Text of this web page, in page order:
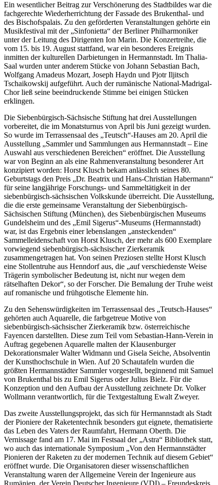
Ein wesentlicher Beitrag zur Verschönerung des Stadtbildes war die
fachgerechte Wiederherrichtung der Fassade des Brukenthal- und
des Bischofspalais. Zu den geförderten Veranstaltungen gehörte ein
Musikfestival mit der „Sinfonietta“ der Berliner Philharmoniker
unter der Leitung des Dirigenten Ion Marin. Die Konzertreihe, die
vom 15. bis 19. August stattfand, war ein besonderes Ereignis
inmitten der kulturellen Darbietungen in Hermannstadt. Im Thalia-
Saal wurden unter anderem Stücke von Johann Sebastian Bach,
Wolfgang Amadeus Mozart, Joseph Haydn und Pjotr Iljitsch
Tschaikowskij aufgeführt. Auch der rumänische Na­tional-Madrigal-
Chor ließ seine beeindruckende Stimme bei einigen Stücken
erklingen.
Die Siebenbürgisch-Sächsische Stiftung hat drei Ausstellungen
vorbereitet, die im Monatsturnus von April bis Juni gezeigt wurden.
So wurde im Terrassensaal des „Teutsch“-Hauses am 20. April die
Ausstellung „Sammler und Sammlungen aus Hermannstadt – Eine
Auswahl aus verschiedenen Bereichen“ eröffnet. Die Ausstellung
war von Beginn an als eine Rahmenveranstaltung besonderer Art
konzipiert worden: Horst Klusch bekam anlässlich seines 80.
Geburtstags den Preis „Dr. Beatrix und Hans-Christian Habermann“
für seine langjährige Forschungs- und Sammeltätigkeit in der
siebenbürgisch-sächsischen Volkskunde überreicht. Die Ausstellung,
die die erste gemeinsame Veranstaltung der Siebenbürgisch-
Sächsischen Stiftung (München), des Siebenbürgischen Museums
Gundelsheim und des „Emil Sigerus“-Museums (Hermannstadt)
war, ist das Ergebnis einer lebenslangen „ansteckenden“
Sammelleidenschaft von Horst Klusch, der mehr als 600 Exemplare
vorwiegend siebenbürgisch-sächsischer Zierkeramik
zusammengetragen hat. Von seinen Preziosen stellte Horst Klusch
eine Stollentruhe aus Henndorf aus, die „auf verschiedenste Weise
Trägerin symbolischer Bedeutung ist, nicht nur wegen dem
rätselhaften Dekor“, so der Forscher. Die Bemalung der Truhe weist
auf romanische und frühgotische Elemente hin.
Zu den Sehenswürdigkeiten im Terrassensaal des „Teutsch-Hauses“
gehörten auch Aquarelle, die farbgetreue Motive von
siebenbürgisch-sächsischer Zierkeramik bzw. österreichische
Fayencen darstellten. Diese zum Teil vom Sebastian-Hann-Verein in
Auftrag gegebenen Aquarelle malten der Klausenburger
Dekorationsmaler Walter Widmann und Gisela Seiche, Absolventin
der Kunsthochschule in Wien. Auf 20 Schautafeln wurden die
größten Hermannstädter Sammler vorgestellt, beginnend mit Sa­muel
von Brukenthal bis zu Emil Sigerus oder Julius Bielz. Für die
Konzeption und den Aufbau der Ausstellung zeichnete Dr. Volker
Wollmann verantwortlich, für die Textgestaltung Ewalt Zweyer.
Das zweite Ausstellungsprojekt, das sich für Hermannstadt als Stadt
der Pioniere der Raketentechnik besonders gut eignete, thematisierte
das Leben des Vaters der Raumfahrt, Hermann Oberth. Die
Vernissage fand am 17. Mai im Festsaal der „Astra“ Bibliothek statt,
wo auch das internationale Symposium „Von den Hermannstädter
Pionieren der Raketen zu der modernen Technik auf diesem Gebiet“
eröffnet wurde. Die Organisatoren dieser wissenschaftlichen
Veranstaltung waren der Allgemeine Verein der Ingenieure aus